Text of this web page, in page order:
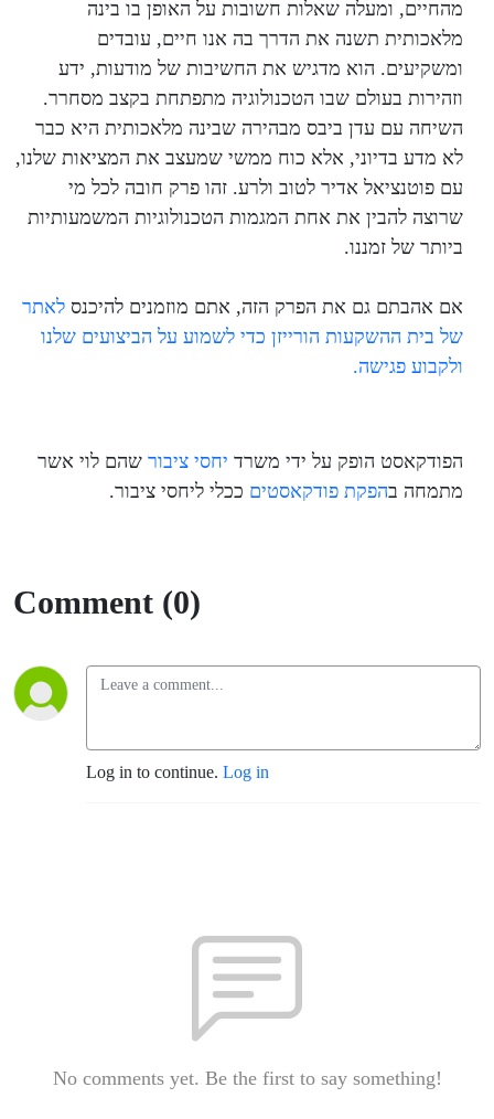
מהחיים, ומעלה שאלות חשובות על האופן בו בינה
מלאכותית תשנה את הדרך בה אנו חיים, עובדים
ומשקיעים. הוא מדגיש את החשיבות של מודעות, ידע
וזהירות בעולם שבו הטכנולוגיה מתפתחת בקצב מסחרר.
השיחה עם עדן ביבס מבהירה שבינה מלאכותית היא כבר
לא מדע בדיוני, אלא כוח ממשי שמעצב את המציאות שלנו,
עם פוטנציאל אדיר לטוב ולרע. זהו פרק חובה לכל מי
שרוצה להבין את אחת המגמות הטכנולוגיות המשמעותיות
ביותר של זמננו.
אם אהבתם גם את הפרק הזה, אתם מוזמנים להיכנס לאתר
של בית ההשקעות הורייזן כדי לשמוע על הביצועים שלנו
ולקבוע פגישה.
הפודקאסט הופק על ידי משרד יחסי ציבור שהם לוי אשר
מתמחה בהפקת פודקאסטים ככלי ליחסי ציבור.
Comment (0)
Log in to continue. Log in
No comments yet. Be the first to say something!